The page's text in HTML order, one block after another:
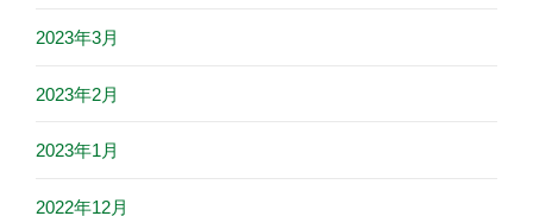
2023年3月
2023年2月
2023年1月
2022年12月